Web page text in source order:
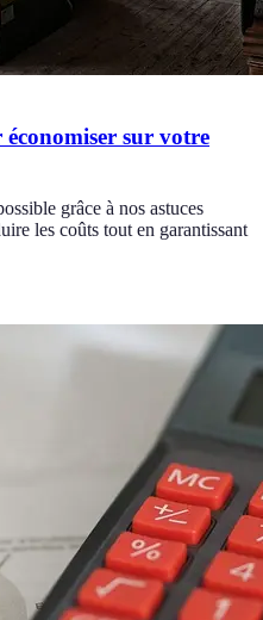
économiser sur votre
grâce à nos astuces
les coûts tout en garantissant